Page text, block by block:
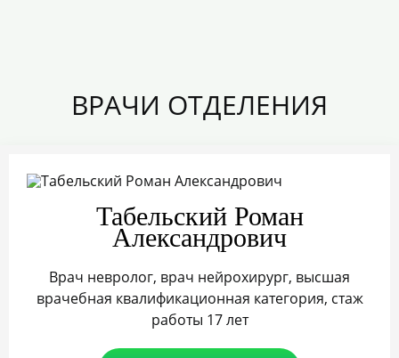
ВРАЧИ ОТДЕЛЕНИЯ
Табельский Роман
Александрович
Врач невролог, врач нейрохирург, высшая
врачебная квалификационная категория, стаж
работы 17 лет